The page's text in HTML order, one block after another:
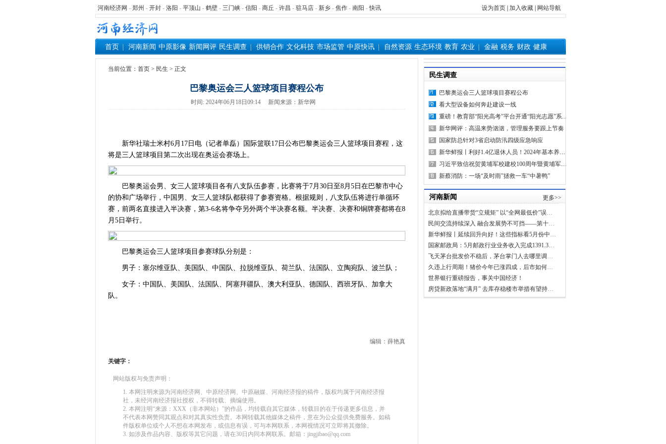
河南经济网 - 郑州 - 开封 - 洛阳 - 平顶山 - 鹤壁 - 三门峡 - 信阳 - 商丘 - 许昌 - 驻马店 - 新乡 - 焦作 - 南阳 -快讯 设为首页 加入收藏 网站导航
首页 河南新闻 中原影像 新闻网评 民生调查 供销合作 文化科技 市场监管 中原快讯 自然资源 生态环境 教育 农业 金融 税务 财政 健康
当前位置： 首页 > 民生 > 正文
巴黎奥运会三人篮球项目赛程公布
时间: 2024年06月18日09:14 新闻来源：新华网
新华社瑞士米村6月17日电（记者单磊）国际篮联17日公布巴黎奥运会三人篮球项目赛程，这
将是三人篮球项目第二次出现在奥运会赛场上。
巴黎奥运会男、女三人篮球项目各有八支队伍参赛，比赛将于7月30日至8月5日在巴黎市中心
的协和广场举行，中国男、女三人篮球队都获得了参赛资格。根据规则，八支队伍将进行单循环
赛，前两名直接进入半决赛，第3-6名将争夺另外两个半决赛名额。半决赛、决赛和铜牌赛都将在8
月5日举行。
巴黎奥运会三人篮球项目参赛球队分别是：
男子：塞尔维亚队、美国队、中国队、拉脱维亚队、荷兰队、法国队、立陶宛队、波兰队；
女子：中国队、美国队、法国队、阿塞拜疆队、澳大利亚队、德国队、西班牙队、加拿大
队。
编辑：薛艳真
关键字：
网站版权与免责声明：
1. 本网注明来源为河南经济网、中原经济网、中原融媒、河南经济报的稿件，版权均属于河南经济报
社，未经河南经济报社授权，不得转载、摘编使用。
2. 本网注明“来源：XXX（非本网站）”的作品，均转载自其它媒体，转载目的在于传递更多信息，并
不代表本网赞同其观点和对其真实性负责。本网转载其他媒体之稿件，意在为公众提供免费服务。如稿
件版权单位或个人不想在本网发布，或信息有误，可与本网联系，本网视情况可立即将其撤除。
3. 如涉及作品内容、版权等其它问题，请在30日内同本网联系。邮箱：jingjibao@qq.com
民生调查
巴黎奥运会三人篮球项目赛程公布
看大型设备如何奔赴建设一线
重磅！教育部“阳光高考”平台开通“阳光志愿”系统，免费帮考生报志愿
新华网评：高温来势汹汹，管理服务要跟上节奏
国家防总针对3省启动防汛四级应急响应
新华鲜报丨利好1.4亿退休人员！2024年基本养老金再涨3%
习近平致信祝贺黄埔军校建校100周年暨黄埔军校同学会成立40周年强调 为同心共圆中国梦广泛凝心聚力
新蔡消防：一场“及时雨”拯救一车“中暑鸭”
河南新闻 更多>>
北京拟给直播带货“立规矩” 以“全网最低价”误导消费者行不通了
民间交流持续深入 融合发展势不可挡——第十六届海峡论坛综述
新华鲜报丨延续回升向好！这些指标看5月份中国经济
国家邮政局：5月邮政行业业务收入完成1391.3亿元 同比增长12.9%
飞天茅台批发价不稳后，茅台掌门人去哪里调研了
久违上行周期！猪价今年已涨四成，后市如何演绎
世界银行重磅报告，事关中国经济！
房贷新政落地“满月” 去库存稳楼市举措有望持续发力